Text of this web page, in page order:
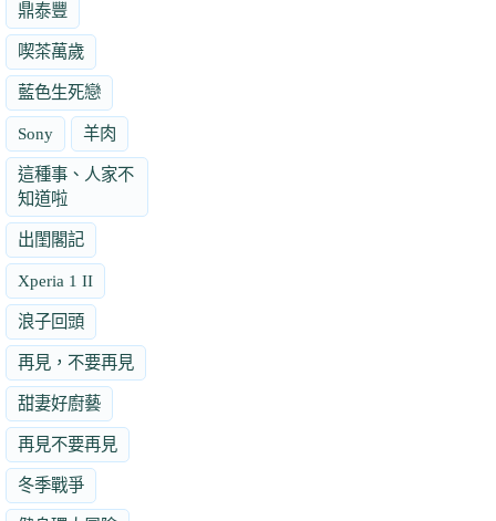
鼎泰豐
喫茶萬歲
藍色生死戀
Sony 羊肉
這種事、人家不
知道啦
出閨閣記
Xperia 1 II
浪子回頭
再見，不要再見
甜妻好廚藝
再見不要再見
冬季戰爭